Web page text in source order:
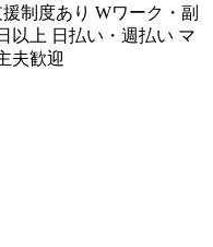
制度あり Wワーク・副
以上 日払い・週払い マ
夫歓迎